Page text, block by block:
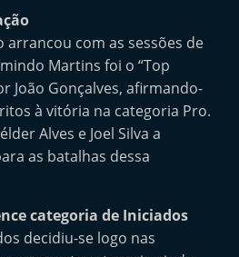
arrancou com as sessões de
Martins foi o “Top
João Gonçalves, afirmando-
à vitória na categoria Pro.
Alves e Joel Silva a
as batalhas dessa
categoria de Iniciados
decidiu-se logo nas